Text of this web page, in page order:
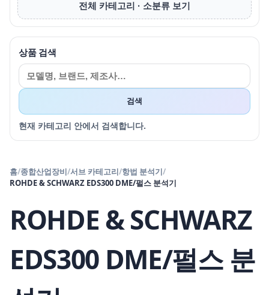
전체 카테고리 · 소분류 보기
상품 검색
검색
현재 카테고리 안에서 검색합니다.
홈/종합산업장비/서브 카테고리/항법 분석기/
ROHDE & SCHWARZ EDS300 DME/펄스 분석기
ROHDE & SCHWARZ
EDS300 DME/펄스 분